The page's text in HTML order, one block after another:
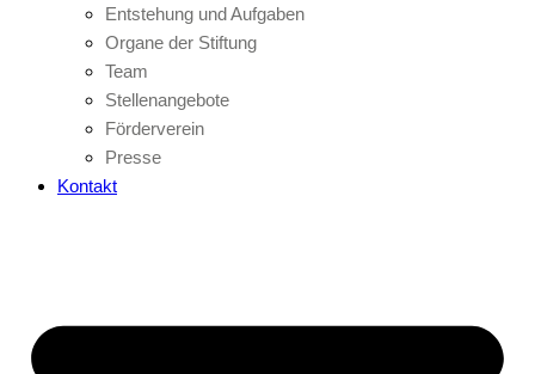
Entstehung und Aufgaben
Organe der Stiftung
Team
Stellenangebote
Förderverein
Presse
Kontakt